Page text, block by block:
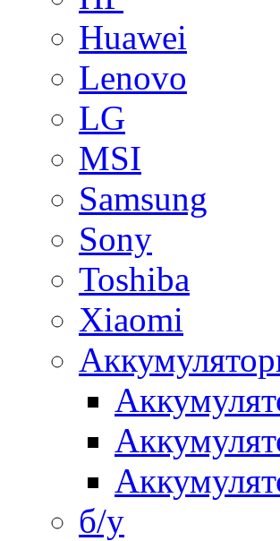
Huawei
Lenovo
LG
MSI
Samsung
Sony
Toshiba
Xiaomi
б/у